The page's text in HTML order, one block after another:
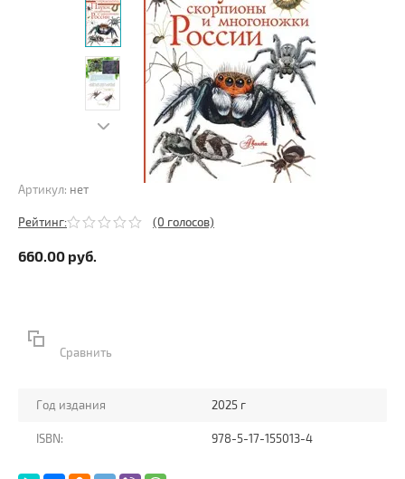
Артикул: нет
Рейтинг: (0 голосов)
660.00 руб.
Сравнить
Год издания 2025 г
ISBN: 978-5-17-155013-4